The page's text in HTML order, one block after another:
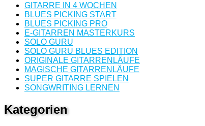
GITARRE IN 4 WOCHEN
BLUES PICKING START
BLUES PICKING PRO
E-GITARREN MASTERKURS
SOLO GURU
SOLO GURU BLUES EDITION
ORIGINALE GITARRENLÄUFE
MAGISCHE GITARRENLÄUFE
SUPER GITARRE SPIELEN
SONGWRITING LERNEN
Kategorien